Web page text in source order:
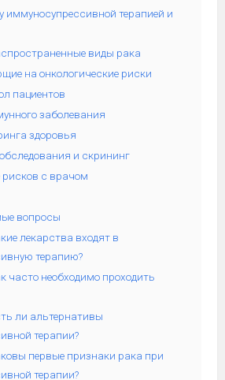
иммуносупрессивной терапией и
виды рака
на онкологические риски
пациентов
заболевания
здоровья
и скрининг
с врачом
вопросы
лекарства входят в
терапию?
часто необходимо проходить
ли альтернативы
терапии?
первые признаки рака при
терапии?